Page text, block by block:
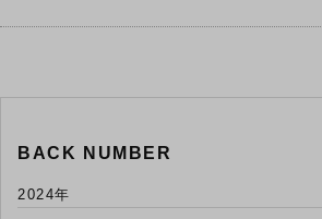
BACK NUMBER
2024年